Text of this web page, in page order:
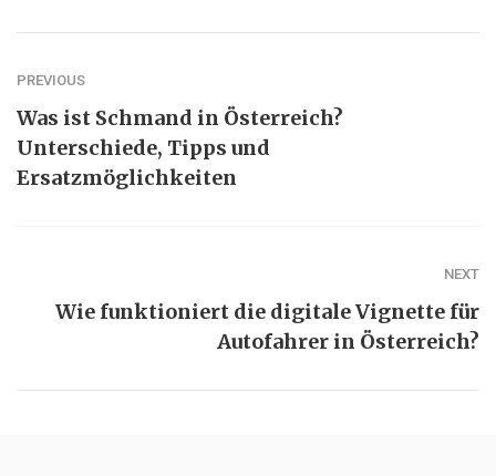
PREVIOUS
Was ist Schmand in Österreich?
Unterschiede, Tipps und
Ersatzmöglichkeiten
NEXT
Wie funktioniert die digitale Vignette für
Autofahrer in Österreich?